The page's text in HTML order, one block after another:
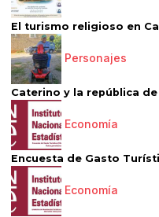
El turismo religioso en
Personajes
Caterino y la república
Economía
Encuesta de Gasto
Economía